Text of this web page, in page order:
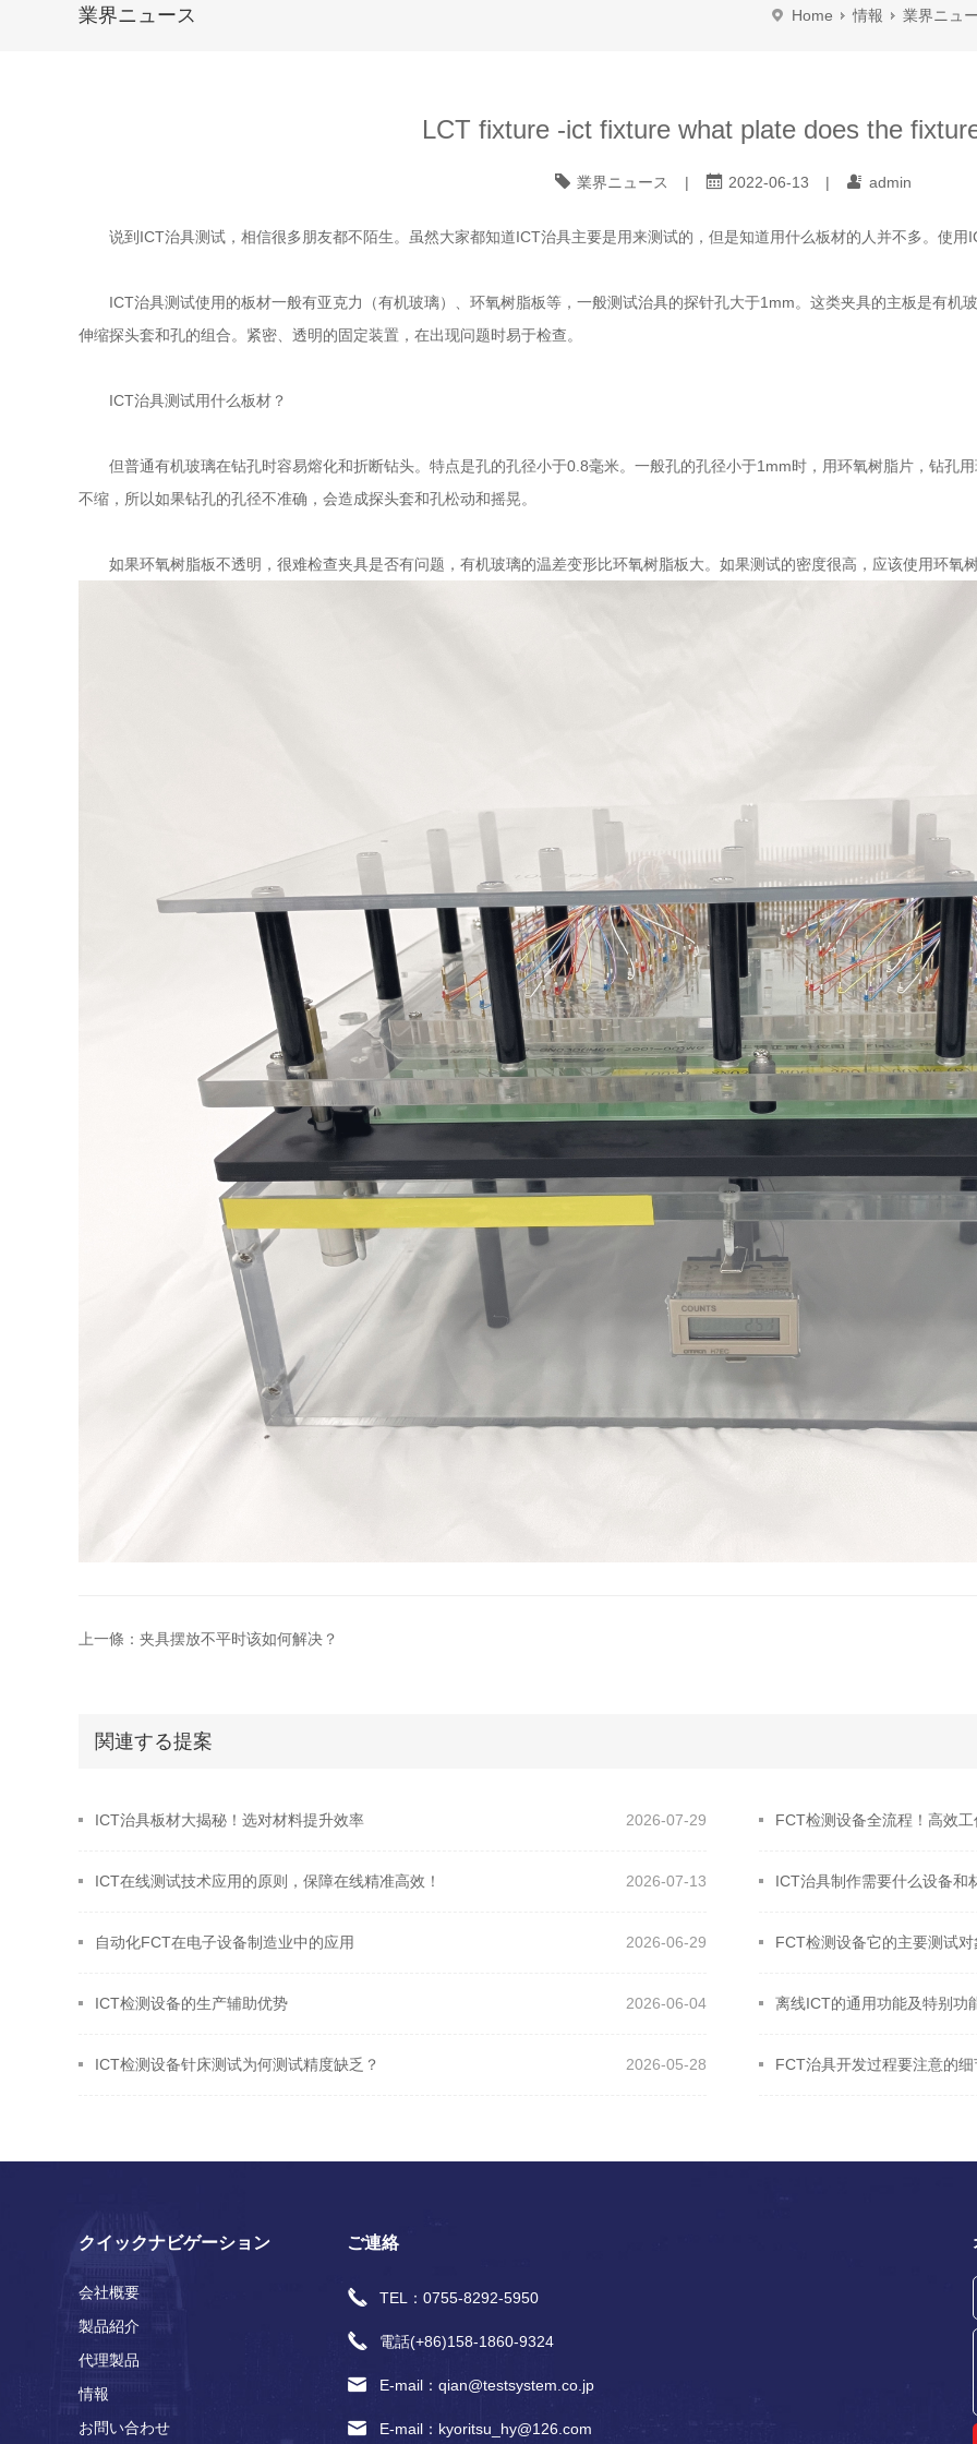
Home 情報 業界ニュ
業界ニュース
LCT fixture -ict fixture what plate does the
業界ニュース | 2022-06-13 | admin
说到 ICT治具测试，相信很多朋友都不陌生。虽然大家都知道ICT治具主要是用来测试的，但是知道用什么板材的人并不多。使用
ICT治具测试使用的板材一般有亚克力（有机玻璃）、环氧树脂板等，一般测试治具的探针孔大于1mm。这类夹具的主板是有机
伸缩探头套和孔的组合。紧密、透明的固定装置，在出现问题时易于检查。
ICT治具测试用什么板材？
但普通有机玻璃在钻孔时容易熔化和折断钻头。特点是孔的孔径小于0.8毫米。一般孔的孔径小于1mm时，用环氧树脂片，钻孔
不缩，所以如果钻孔的孔径不准确，会造成探头套和孔松动和摇晃。
如果环氧树脂板不透明，很难检查夹具是否有问题，有机玻璃的温差变形比环氧树脂板大。如果测试的密度很高，应该使用环氧
上一條：夹具摆放不平时该如何解决？
関連する提案
2026-07-29
ICT治具板材大揭秘！选对材料提升效率 FCT检测设备全流程！高效
2026-07-13
​ICT在线测试技术应用的原则，保障在线精准高效！ ICT治具制作需要什么设备和
2026-06-29
自动化FCT在电子设备制造业中的应用 FCT检测设备它的主要测试对
2026-06-04
ICT检测设备的生产辅助优势 离线ICT的通用功能及特别功
2026-05-28
ICT检测设备针床测试为何测试精度缺乏？ FCT治具开发过程要注意的
クイックナビゲーション
会社概要
製品紹介
代理製品
情報
お問い合わせ
ご連絡
TEL：0755-8292-5950
電話(+86)158‐1860‐9324
E-mail：qian@testsystem.co.jp
E-mail：kyoritsu_hy@126.com